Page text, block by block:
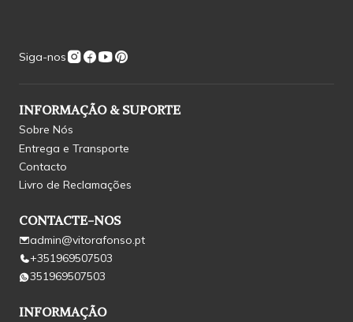
Siga-nos
INFORMAÇÃO & SUPORTE
Sobre Nós
Entrega e Transporte
Contacto
Livro de Reclamações
CONTACTE-NOS
admin@vitorafonso.pt
+351969507503
351969507503
INFORMAÇÃO